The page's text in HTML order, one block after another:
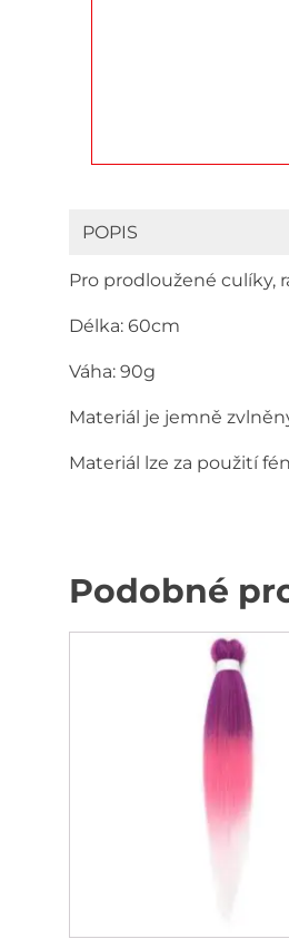
POPIS
Pro prodloužené culíky,
Délka: 60cm
Váha: 90g
Materiál je jemně
Materiál lze za použití
Podobné